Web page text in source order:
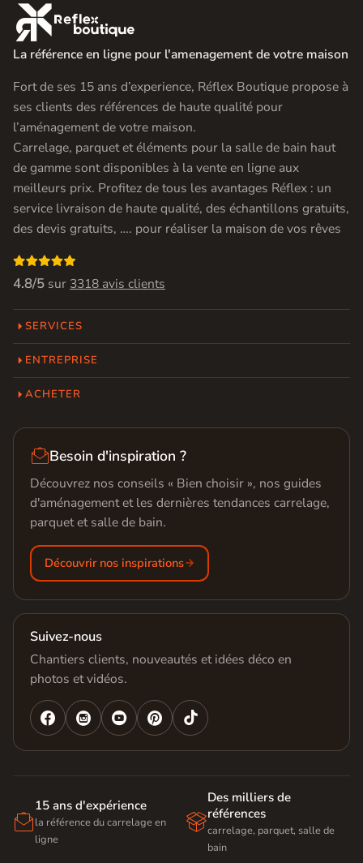

La référence en ligne pour l'amenagement de votre maison
Fort de ses 15 ans d’experience, Réflex Boutique propose à
ses clients des références de haute qualité pour
l’aménagement de votre maison.
Carrelage, parquet et éléments pour la salle de bain haut
de gamme sont disponibles à la vente en ligne aux
meilleurs prix. Profitez de tous les avantages Réflex : un
service livraison de haute qualité, des échantillons gratuits,
des devis gratuits, …. pour réaliser la maison de vos rêves

4.8/5 sur 3318 avis clients
SERVICES
ENTREPRISE
ACHETER
Besoin d'inspiration ?
Découvrez nos conseils « Bien choisir », nos guides
d'aménagement et les dernières tendances carrelage,
parquet et salle de bain.
Découvrir nos inspirations
Suivez-nous
Chantiers clients, nouveautés et idées déco en
photos et vidéos.
   

15 ans d'expérience
la référence du carrelage en
ligne

Des milliers de
références
carrelage, parquet, salle de
bain